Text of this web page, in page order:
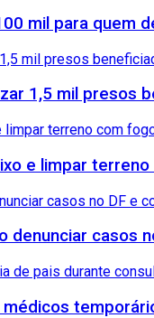
mil para quem
1,5 mil presos
e limpar
denunciar casos